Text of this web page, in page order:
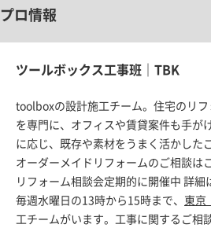
プロ情報
ツールボックス工事班｜TBK
toolboxの設計施工チーム。住宅のリ
を専門に、オフィスや賃貸案件も手が
に応じ、既存や素材をうまく活かした
オーダーメイドリフォームのご相談は
リフォーム相談会定期的に開催中 詳
毎週水曜日の13時から15時まで、 東京
工チームがいます。工事に関するご相